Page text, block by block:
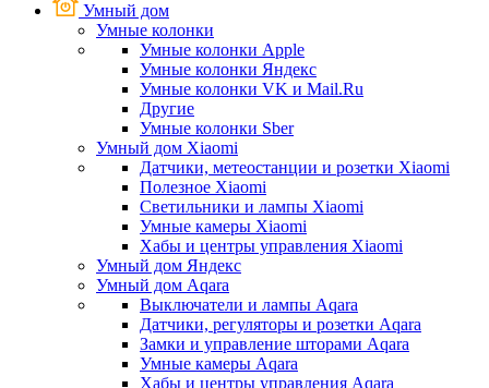
Умный дом
Умные колонки
Умные колонки Apple
Умные колонки Яндекс
Умные колонки VK и Mail.Ru
Другие
Умные колонки Sber
Умный дом Xiaomi
Датчики, метеостанции и розетки Xiaomi
Полезное Xiaomi
Светильники и лампы Xiaomi
Умные камеры Xiaomi
Хабы и центры управления Xiaomi
Умный дом Яндекс
Умный дом Aqara
Выключатели и лампы Aqara
Датчики, регуляторы и розетки Aqara
Замки и управление шторами Aqara
Умные камеры Aqara
Хабы и центры управления Aqara